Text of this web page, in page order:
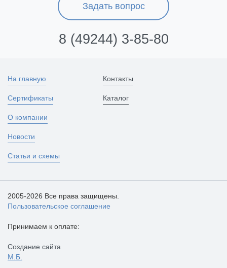
Задать вопрос
8 (49244) 3-85-80
На главную
Сертификаты
О компании
Новости
Статьи и схемы
Контакты
Каталог
2005-2026 Все права защищены.
Пользовательское соглашение
Принимаем к оплате:
Создание сайта
М.Б.